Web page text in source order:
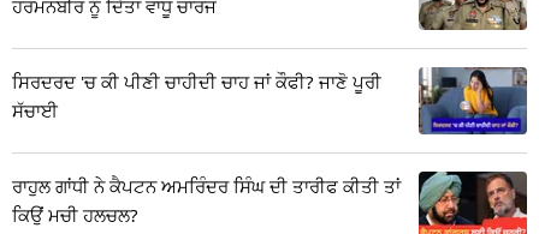
ਹਰਮਨਬੀਰ ਨੂੰ ਦਿੱਤਾ ਵਾਧੂ ਚਾਰਜ
ਸਿਰਦਰਦ 'ਚ ਕੀ ਪੀਣੀ ਚਾਹੀਦੀ ਚਾਹ ਜਾਂ ਕੌਫੀ? ਜਾਣੋ ਪੂਰੀ
ਸੱਚਾਈ
ਰਾਹੁਲ ਗਾਂਧੀ ਨੇ ਕੈਪਟਨ ਅਮਰਿੰਦਰ ਸਿੰਘ ਦੀ ਤਾਰੀਫ ਕੀਤੀ ਤਾਂ
ਕਿਉਂ ਮਚੀ ਹਲਚਲ?